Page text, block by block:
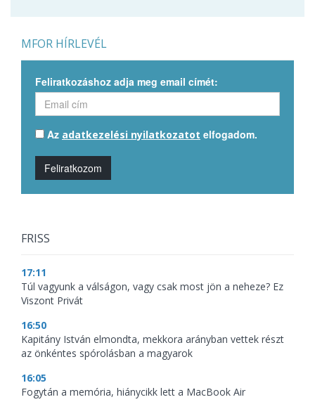
MFOR HÍRLEVÉL
Feliratkozáshoz adja meg email címét:
Az adatkezelési nyilatkozatot elfogadom.
Feliratkozom
FRISS
17:11
Túl vagyunk a válságon, vagy csak most jön a neheze? Ez
Viszont Privát
16:50
Kapitány István elmondta, mekkora arányban vettek részt
az önkéntes spórolásban a magyarok
16:05
Fogytán a memória, hiánycikk lett a MacBook Air